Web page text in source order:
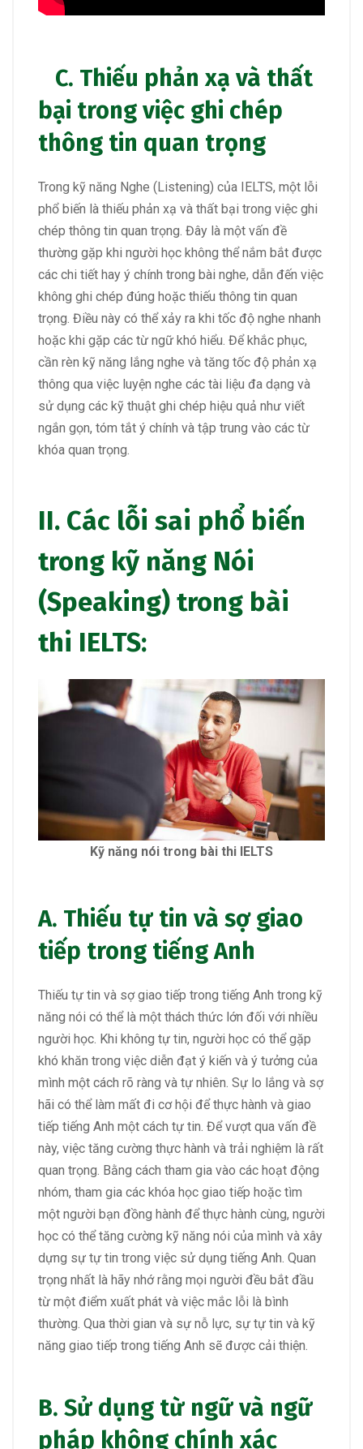
C. Thiếu phản xạ và thất
bại trong việc ghi chép
thông tin quan trọng
Trong kỹ năng Nghe (Listening) của IELTS, một lỗi
phổ biến là thiếu phản xạ và thất bại trong việc ghi
chép thông tin quan trọng. Đây là một vấn đề
thường gặp khi người học không thể nắm bắt được
các chi tiết hay ý chính trong bài nghe, dẫn đến việc
không ghi chép đúng hoặc thiếu thông tin quan
trọng. Điều này có thể xảy ra khi tốc độ nghe nhanh
hoặc khi gặp các từ ngữ khó hiểu. Để khắc phục,
cần rèn kỹ năng lắng nghe và tăng tốc độ phản xạ
thông qua việc luyện nghe các tài liệu đa dạng và
sử dụng các kỹ thuật ghi chép hiệu quả như viết
ngắn gọn, tóm tắt ý chính và tập trung vào các từ
khóa quan trọng.
II. Các lỗi sai phổ biến
trong kỹ năng Nói
(Speaking) trong bài
thi IELTS:
Kỹ năng nói trong bài thi IELTS
A. Thiếu tự tin và sợ giao
tiếp trong tiếng Anh
Thiếu tự tin và sợ giao tiếp trong tiếng Anh trong kỹ
năng nói có thể là một thách thức lớn đối với nhiều
người học. Khi không tự tin, người học có thể gặp
khó khăn trong việc diễn đạt ý kiến và ý tưởng của
mình một cách rõ ràng và tự nhiên. Sự lo lắng và sợ
hãi có thể làm mất đi cơ hội để thực hành và giao
tiếp tiếng Anh một cách tự tin. Để vượt qua vấn đề
này, việc tăng cường thực hành và trải nghiệm là rất
quan trọng. Bằng cách tham gia vào các hoạt động
nhóm, tham gia các khóa học giao tiếp hoặc tìm
một người bạn đồng hành để thực hành cùng, người
học có thể tăng cường kỹ năng nói của mình và xây
dựng sự tự tin trong việc sử dụng tiếng Anh. Quan
trọng nhất là hãy nhớ rằng mọi người đều bắt đầu
từ một điểm xuất phát và việc mắc lỗi là bình
thường. Qua thời gian và sự nỗ lực, sự tự tin và kỹ
năng giao tiếp trong tiếng Anh sẽ được cải thiện.
B. Sử dụng từ ngữ và ngữ
pháp không chính xác